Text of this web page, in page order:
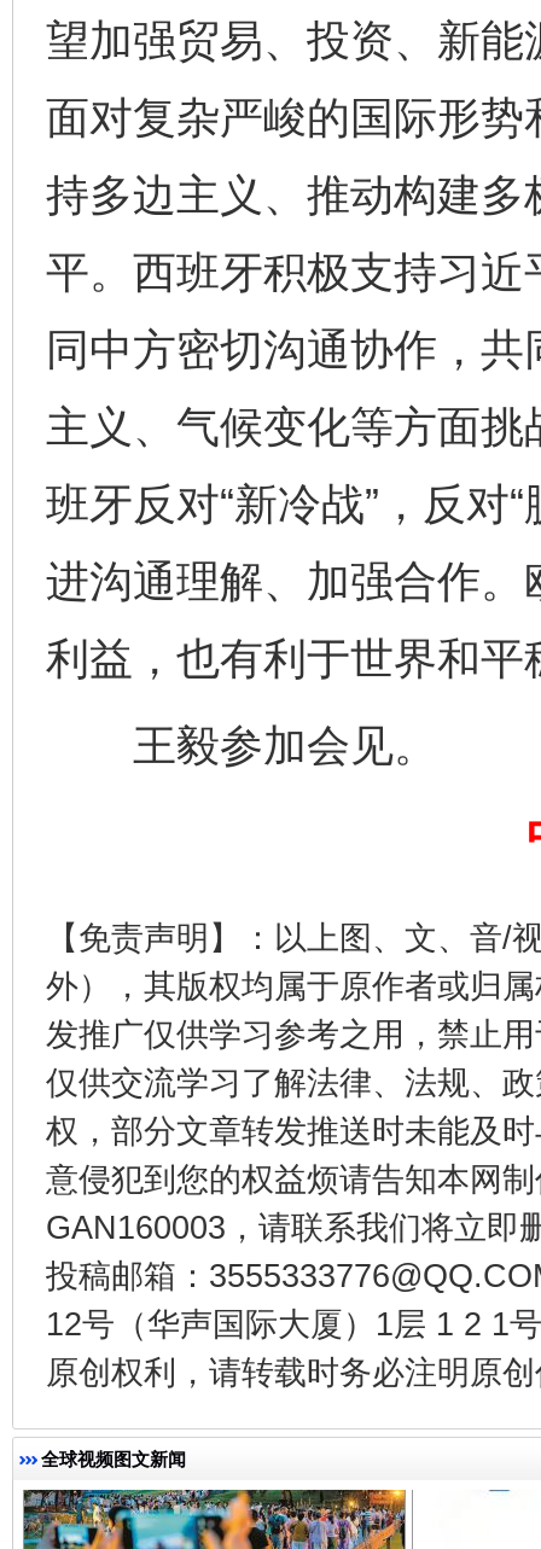
望加强贸易、投资、新
面对复杂严峻的国际形
持多边主义、推动构建
平。西班牙积极支持习
同中方密切沟通协作，
主义、气候变化等方面
班牙反对“新冷战”，反对
进沟通理解、加强合作
利益，也有利于世界和平
王毅参加会见。
【免责声明】：以上图、文、音/
外），其版权均属于原作者或归
发推广仅供学习参考之用，禁止
仅供交流学习了解法律、法规、
权，部分文章转发推送时未能及
意侵犯到您的权益烦请告知本网
GAN160003，请联系我们将立即
投稿邮箱：
12号（华声国际大厦）1层 1 2 1
原创权利，请转载时务必注明原
全球视频图文新闻
东山县通报“牛蛙产品抗生素超标问题” 法